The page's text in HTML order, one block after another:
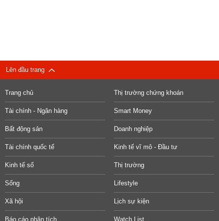
Lên đầu trang
Trang chủ Thị trường chứng khoán
Tài chính - Ngân hàng Smart Money
Bất động sản Doanh nghiệp
Tài chính quốc tế Kinh tế vĩ mô - Đầu tư
Kinh tế số Thị trường
Sống Lifestyle
Xã hội Lịch sự kiện
Báo cáo phân tích Watch List